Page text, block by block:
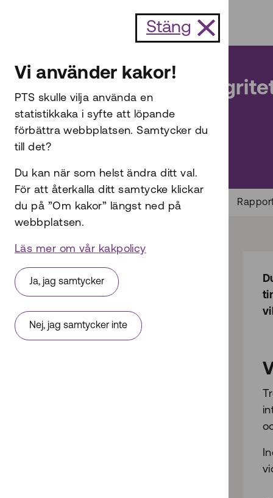
Internet och telefoni
Rapportera
Start Internet och telefoni
Hitta på sidan
Viktigt att rapportera när
Rapportera utan dröjsmål
Stäng
Vi använder kakor!
PTS skulle vilja använda en
statistikkaka i syfte att löpande
förbättra webbplatsen. Samtycker du
till det?
Du kan när som helst ändra ditt val.
För att återkalla ditt samtycke klickar
du på ”Om kakor” längst ned på
webbplatsen.
Läs mer om vår kakpolicy
Ja, jag samtycker
Nej, jag samtycker inte